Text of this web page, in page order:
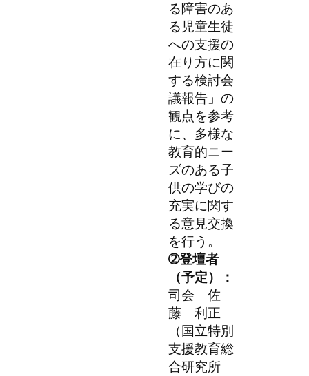
る障害のあ
る児童生徒
への支援の
在り方に関
する検討会
議報告」の
観点を参考
に、多様な
教育的ニー
ズのある子
供の学びの
充実に関す
る意見交換
を行う。
➁登壇者
（予定）：
司会 佐
藤 利正
（国立特別
支援教育総
合研究所